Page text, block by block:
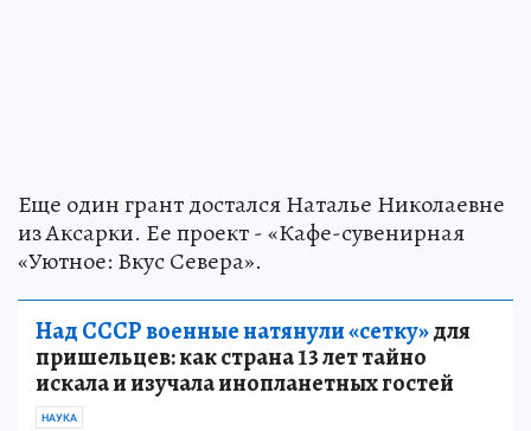
Еще один грант достался Наталье Николаевне
из Аксарки. Ее проект - «Кафе-сувенирная
«Уютное: Вкус Севера».
Над СССР военные натянули «сетку»для
пришельцев: как страна 13 лет тайно
искала и изучала инопланетных гостей
НАУКА